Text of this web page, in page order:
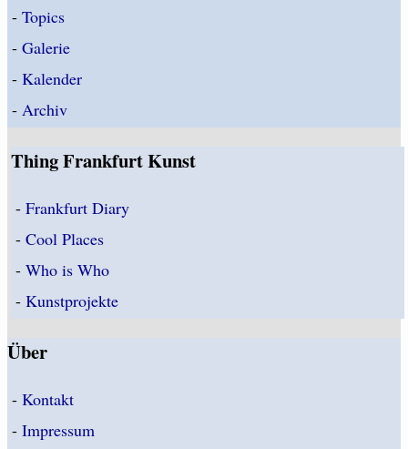
- Topics
- Galerie
- Kalender
- Archiv
Thing Frankfurt Kunst
-Frankfurt Diary
-Cool Places
-Who is Who
-Kunstprojekte
Über
- Kontakt
- Impressum